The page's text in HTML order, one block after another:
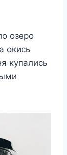
озеро
окись
купались